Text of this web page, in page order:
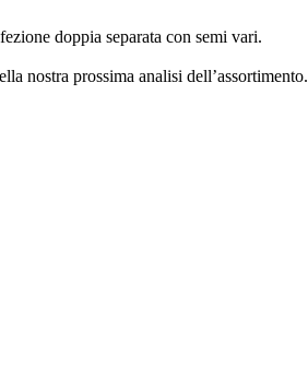
doppia separata con semi vari.
nostra prossima analisi dell’assortimento.